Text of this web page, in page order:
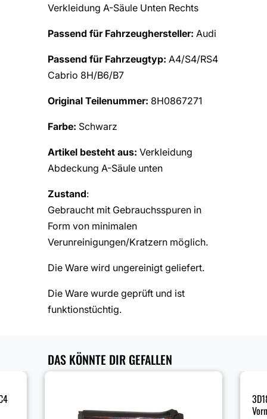
Verkleidung A-Säule Unten Rechts
Passend für Fahrzeughersteller: Audi
Passend für Fahrzeugtyp: A4/S4/RS4
Cabrio 8H/B6/B7
Original Teilenummer: 8H0867271
Farbe: Schwarz
Artikel besteht aus: Verkleidung
Abdeckung A-Säule unten
Zustand:
Gebraucht mit Gebrauchsspuren in
Form von minimalen
Verunreinigungen/Kratzern möglich.
Die Ware wird ungereinigt geliefert.
Die Ware wurde geprüft und ist
funktionstüchtig.
DAS KÖNNTE DIR GEFALLEN